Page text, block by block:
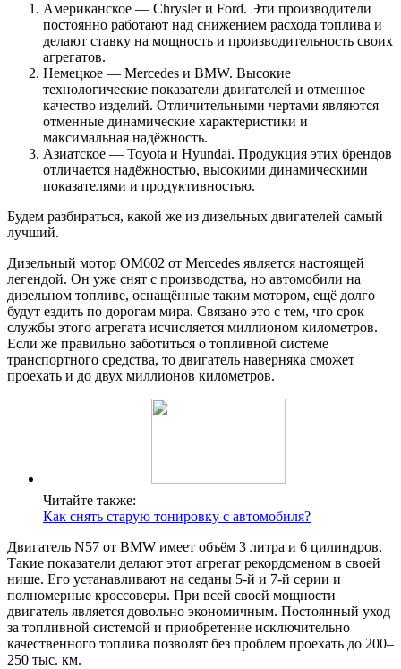
Американское — Chrysler и Ford. Эти производители
постоянно работают над снижением расхода топлива и
делают ставку на мощность и производительность своих
агрегатов.
Немецкое — Mercedes и BMW. Высокие
технологические показатели двигателей и отменное
качество изделий. Отличительными чертами являются
отменные динамические характеристики и
максимальная надёжность.
Азиатское — Toyota и Hyundai. Продукция этих брендов
отличается надёжностью, высокими динамическими
показателями и продуктивностью.
Будем разбираться, какой же из дизельных двигателей самый
лучший.
Дизельный мотор OM602 от Mercedes является настоящей
легендой. Он уже снят с производства, но автомобили на
дизельном топливе, оснащённые таким мотором, ещё долго
будут ездить по дорогам мира. Связано это с тем, что срок
службы этого агрегата исчисляется миллионом километров.
Если же правильно заботиться о топливной системе
транспортного средства, то двигатель наверняка сможет
проехать и до двух миллионов километров.
Читайте также:
Как снять старую тонировку с автомобиля?
Двигатель N57 от BMW имеет объём 3 литра и 6 цилиндров.
Такие показатели делают этот агрегат рекордсменом в своей
нише. Его устанавливают на седаны 5-й и 7-й серии и
полномерные кроссоверы. При всей своей мощности
двигатель является довольно экономичным. Постоянный уход
за топливной системой и приобретение исключительно
качественного топлива позволят без проблем проехать до 200–
250 тыс. км.